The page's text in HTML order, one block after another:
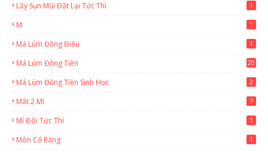
Lấy Sụn Mũi Đặt Lại Tức Thì 1
M 1
Má Lúm Đồng Điếu 1
Má Lúm Đồng Tiền 20
Má Lúm Đồng Tiền Sinh Học 2
Mắt 2 Mí 7
Mí Đôi Tức Thì 1
Mòn Cổ Răng 1